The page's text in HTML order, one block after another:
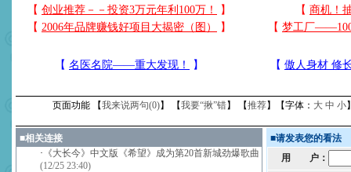
页面功能 【我来说两句(0)】 【我要“揪”错】 【推荐】【字体： 大 中 小
■相关连接
· 《大长今》中文版《希望》成为第20首新城劲爆歌曲
(12/25 23:40)
■请发表您的看法
用 户：